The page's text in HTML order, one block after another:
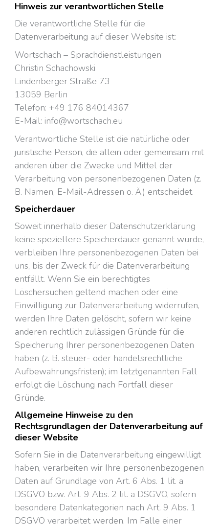
Hinweis zur verantwortlichen Stelle
Die verantwortliche Stelle für die
Datenverarbeitung auf dieser Website ist:
Wortschach – Sprachdienstleistungen
Christin Schachowski
Lindenberger Straße 73
13059 Berlin
Telefon: +49 176 84014367
E-Mail: info@wortschach.eu
Verantwortliche Stelle ist die natürliche oder
juristische Person, die allein oder gemeinsam mit
anderen über die Zwecke und Mittel der
Verarbeitung von personenbezogenen Daten (z.
B. Namen, E-Mail-Adressen o. Ä.) entscheidet.
Speicherdauer
Soweit innerhalb dieser Datenschutzerklärung
keine speziellere Speicherdauer genannt wurde,
verbleiben Ihre personenbezogenen Daten bei
uns, bis der Zweck für die Datenverarbeitung
entfällt. Wenn Sie ein berechtigtes
Löschersuchen geltend machen oder eine
Einwilligung zur Datenverarbeitung widerrufen,
werden Ihre Daten gelöscht, sofern wir keine
anderen rechtlich zulässigen Gründe für die
Speicherung Ihrer personenbezogenen Daten
haben (z. B. steuer- oder handelsrechtliche
Aufbewahrungsfristen); im letztgenannten Fall
erfolgt die Löschung nach Fortfall dieser
Gründe.
Allgemeine Hinweise zu den
Rechtsgrundlagen der Datenverarbeitung auf
dieser Website
Sofern Sie in die Datenverarbeitung eingewilligt
haben, verarbeiten wir Ihre personenbezogenen
Daten auf Grundlage von Art. 6 Abs. 1 lit. a
DSGVO bzw. Art. 9 Abs. 2 lit. a DSGVO, sofern
besondere Datenkategorien nach Art. 9 Abs. 1
DSGVO verarbeitet werden. Im Falle einer